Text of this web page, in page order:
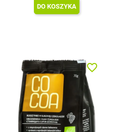
DO KOSZYKA
favorite_border